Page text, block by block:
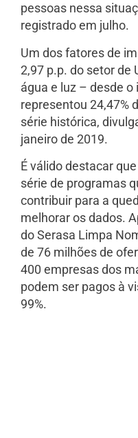
pessoas nessa
registrado em julho.
Um dos fatores de
2,97 p.p. do setor de
água e luz – desde
representou 24,47%
série histórica,
janeiro de 2019.
É válido destacar
série de programas
contribuir para a
melhorar os dados.
do Serasa Limpa
de 76 milhões de
400 empresas dos
podem ser pagos à
99%.